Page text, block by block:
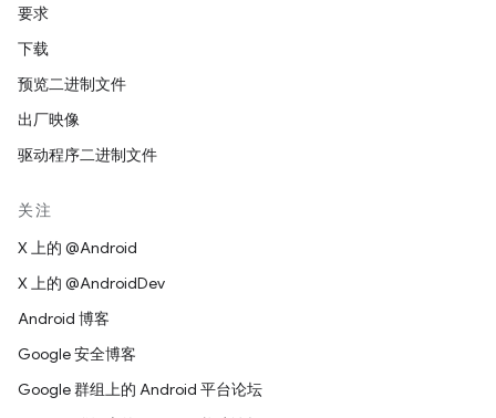
要求
下载
预览二进制文件
出厂映像
驱动程序二进制文件
关注
X 上的 @Android
X 上的 @AndroidDev
Android 博客
Google 安全博客
Google 群组上的 Android 平台论坛